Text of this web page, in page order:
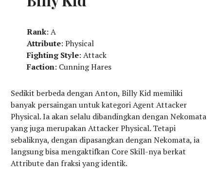
Rank: A
Attribute: Physical
Fighting Style: Attack
Faction: Cunning Hares
Sedikit berbeda dengan Anton, Billy Kid memiliki
banyak persaingan untuk kategori Agent Attacker
Physical. Ia akan selalu dibandingkan dengan Nekomata
yang juga merupakan Attacker Physical. Tetapi
sebaliknya, dengan dipasangkan dengan Nekomata, ia
langsung bisa mengaktifkan Core Skill-nya berkat
Attribute dan fraksi yang identik.